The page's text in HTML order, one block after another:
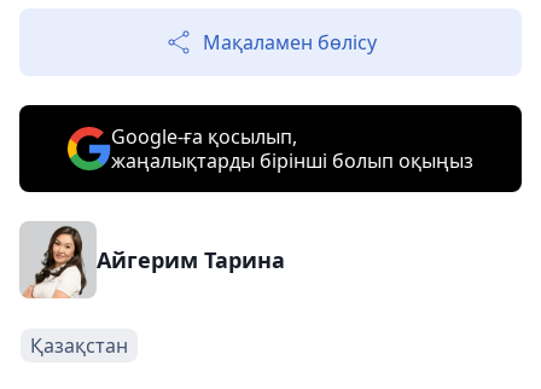
Мақаламен бөлісу
Google-ға қосылып,
жаңалықтарды бірінші болып оқыңыз
Айгерим Тарина
Қазақстан